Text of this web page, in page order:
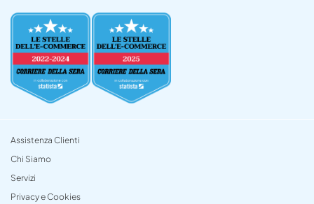
Assistenza Clienti
Chi Siamo
Servizi
Privacy e Cookies